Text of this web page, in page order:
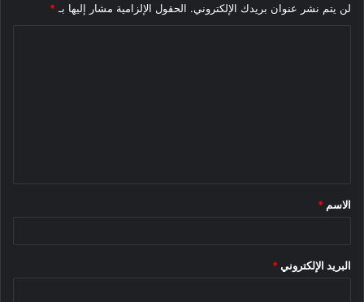
لن يتم نشر عنوان بريدك الإلكتروني. الحقول الإلزامية مشار إليها بـ *
*
الاسم *
البريد الإلكتروني *